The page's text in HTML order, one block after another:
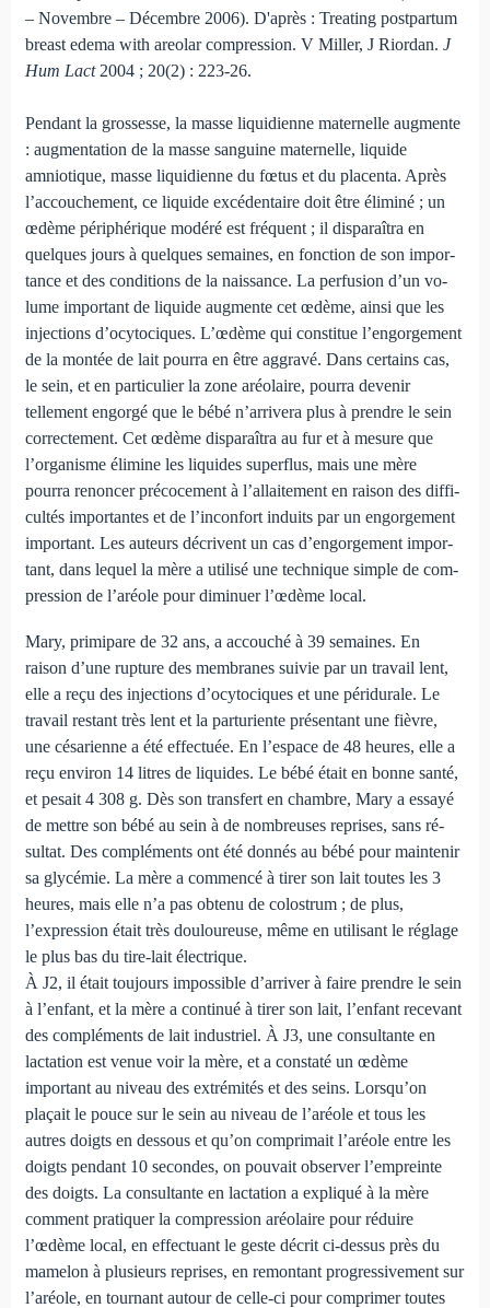
– Novembre – Décembre 2006). D'après : Treating postpartum
breast edema with areolar compression. V Miller, J Riordan. J
Hum Lact2004 ; 20(2) : 223-26.
Pendant la grossesse, la masse liquidienne maternelle aug­mente
: augmentation de la masse sanguine maternelle, liquide
amnioti­que, masse liquidienne du fœtus et du placenta. Après
l’accouchement, ce liquide excédentaire doit être éliminé ; un
œdème périphé­rique modéré est fréquent ; il disparaîtra en
quelques jours à quelques semaines, en fonction de son impor­
tance et des conditions de la naissance. La perfusion d’un vo­
lume important de liquide augmente cet œdème, ainsi que les
injections d’ocytociques. L’œdème qui constitue l’engorgement
de la montée de lait pourra en être aggravé. Dans certains cas,
le sein, et en particulier la zone aréolaire, pourra devenir
tellement engorgé que le bébé n’arrivera plus à prendre le sein
correc­tement. Cet œdème disparaîtra au fur et à mesure que
l’organisme élimine les liquides superflus, mais une mère
pourra renoncer précocement à l’allaitement en raison des diffi­
cultés importantes et de l’inconfort induits par un engorgement
important. Les auteurs décrivent un cas d’engorgement impor­
tant, dans lequel la mère a utilisé une technique simple de com­
pression de l’aréole pour diminuer l’œdème local.
Mary, primipare de 32 ans, a accouché à 39 semaines. En
raison d’une rupture des membranes suivie par un travail lent,
elle a reçu des injections d’ocytociques et une péridurale. Le
travail restant très lent et la parturiente présentant une fièvre,
une césarienne a été effectuée. En l’espace de 48 heures, elle a
reçu environ 14 litres de liquides. Le bébé était en bonne santé,
et pesait 4 308 g. Dès son transfert en chambre, Mary a essayé
de mettre son bébé au sein à de nombreuses reprises, sans ré­
sultat. Des compléments ont été donnés au bébé pour maintenir
sa glycémie. La mère a commencé à tirer son lait toutes les 3
heures, mais elle n’a pas obtenu de co­lostrum ; de plus,
l’expression était très douloureuse, même en utilisant le réglage
le plus bas du tire-lait électrique.
À J2, il était toujours impossible d’arriver à faire prendre le sein
à l’enfant, et la mère a continué à tirer son lait, l’enfant recevant
des compléments de lait industriel. À J3, une consul­tante en
lactation est venue voir la mère, et a constaté un œdème
important au niveau des extrémités et des seins. Lorsqu’on
plaçait le pouce sur le sein au niveau de l’aréole et tous les
autres doigts en dessous et qu’on comprimait l’aréole entre les
doigts pendant 10 secondes, on pouvait observer l’empreinte
des doigts. La consultante en lactation a expliqué à la mère
comment pratiquer la compression aréolaire pour réduire
l’œdème local, en effectuant le geste décrit ci-dessus près du
mamelon à plusieurs reprises, en remontant progressivement sur
l’aréole, en tournant autour de celle-ci pour compri­mer toutes